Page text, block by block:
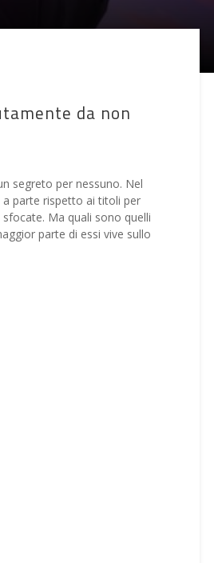
da non
segreto per nessuno. Nel
parte rispetto ai titoli per
Ma quali sono quelli
parte di essi vive sullo